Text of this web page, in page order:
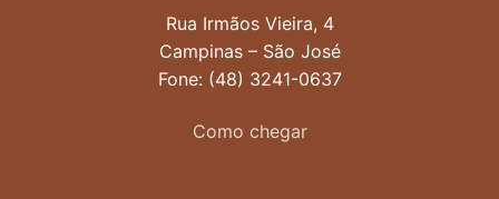
Rua Irmãos Vieira, 4
Campinas – São José
Fone: (48) 3241-0637
Como chegar